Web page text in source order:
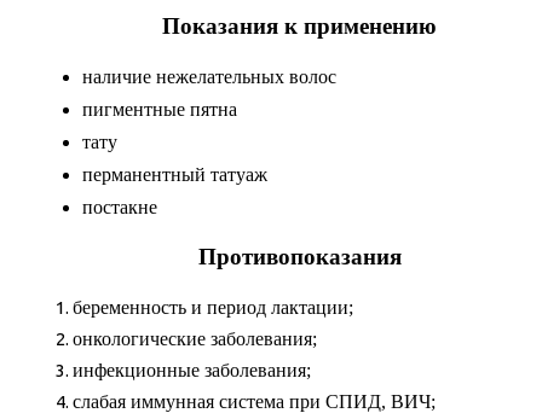
Показания к применению
наличие нежелательных волос
пигментные пятна
тату
перманентный татуаж
постакне
Противопоказания
беременность и период лактации;
онкологические заболевания;
инфекционные заболевания;
слабая иммунная система при СПИД, ВИЧ;